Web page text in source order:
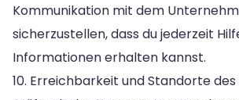
Kommunikation mit dem
sicherzustellen, dass du jederzeit
Informationen erhalten kannst.
10. Erreichbarkeit und Standorte